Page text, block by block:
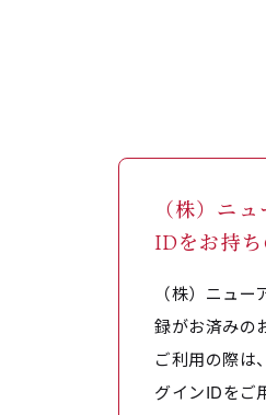
（株）ニ
IDをお持
（株）ニュ
録がお済みの
ご利用の際は
グインIDをご